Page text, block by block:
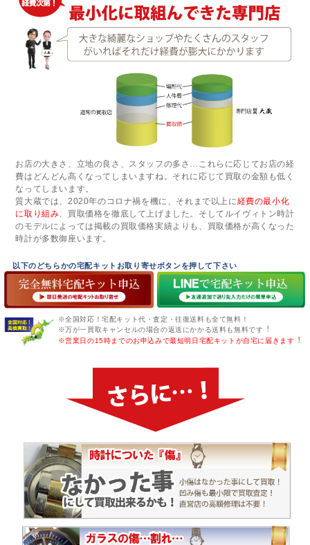
お店の大きさ、立地の良さ、スタッフの多さ…これらに応じてお店の経
費はどんどん高くなってしまいますね。それに応じて買取の金額も低く
なってしまいます。
質大蔵では、2020年のコロナ禍を機に、それまで以上に経費の最小化
に取り組み、買取価格を徹底して上げました。そしてルイヴィトン時計
のモデルによっては掲載の買取価格実績よりも、買取価格が高くなった
時計が多数御座います。
以下のどちらかの宅配キットお取り寄せボタンを押して下さい
※全国対応！宅配キット代・査定・往復送料も全て無料！
※万が一買取キャンセルの場合の返送にかかる送料も無料です︕
※営業日の15時までのお申込みで最短明日宅配キットが自宅に届きます︕